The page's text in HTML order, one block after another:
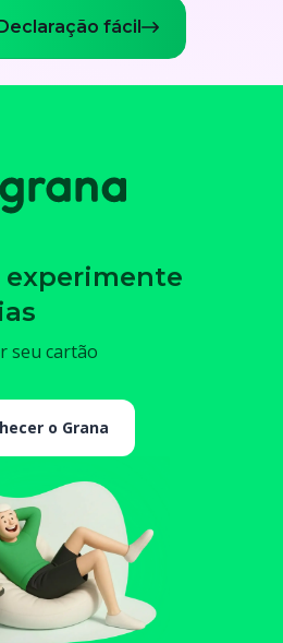
fácil
experimente
seu cartão
o Grana